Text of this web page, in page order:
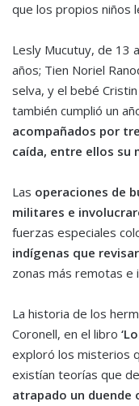
que los propios niños
Lesly Mucutuy, de 13
años; Tien Noriel
selva, y el bebé
también cumplió un
acompañados por
caída, entre ellos su
Las operaciones de
militares e
fuerzas especiales
indígenas que
zonas más remotas e
La historia de los
Coronell, en el libro
exploró los misterios
existían teorías que
atrapado un duende